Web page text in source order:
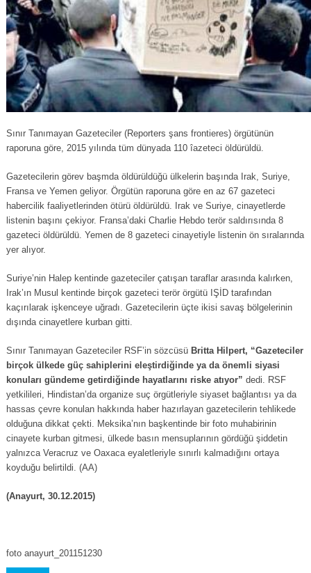
Sınır Tanımayan Gazeteciler (Reporters şans frontieres) örgütünün
raporuna göre, 2015 yılında tüm dünyada 110 îazeteci öldürüldü.
Gazetecilerin görev başmda öldürüldüğü ülkelerin başında Irak, Suriye,
Fransa ve Yemen geliyor. Örgütün raporuna göre en az 67 gazeteci
habercilik faaliyetlerinden ötürü öldürüldü. Irak ve Suriye, cinayetlerde
listenin başını çekiyor. Fransa’daki Charlie Hebdo terör saldırısında 8
gazeteci öldürüldü. Yemen de 8 gazeteci cinayetiyle listenin ön sıralarında
yer alıyor.
Suriye’nin Halep kentinde gazeteciler çatışan taraflar arasında kalırken,
Irak’ın Musul kentinde birçok gazeteci terör örgütü IŞİD tarafından
kaçırılarak işkenceye uğradı. Gazetecilerin üçte ikisi savaş bölgelerinin
dışında cinayetlere kurban gitti.
Sınır Tanımayan Gazeteciler RSF’in sözcüsü Britta Hilpert, “Gazeteciler
birçok ülkede güç sahiplerini eleştirdiğinde ya da önemli siyasi
konuları gündeme getirdiğinde hayatlarını riske atıyor” dedi. RSF
yetkilileri, Hindistan’da organize suç örgütleriyle siyaset bağlantısı ya da
hassas çevre konulan hakkında haber hazırlayan gazetecilerin tehlikede
olduğuna dikkat çekti. Meksika’nın başkentinde bir foto muhabirinin
cinayete kurban gitmesi, ülkede basın mensuplarının gördüğü şiddetin
yalnızca Veracruz ve Oaxaca eyaletleriyle sınırlı kalmadığını ortaya
koyduğu belirtildi. (AA)
(Anayurt, 30.12.2015)
foto anayurt_201151230